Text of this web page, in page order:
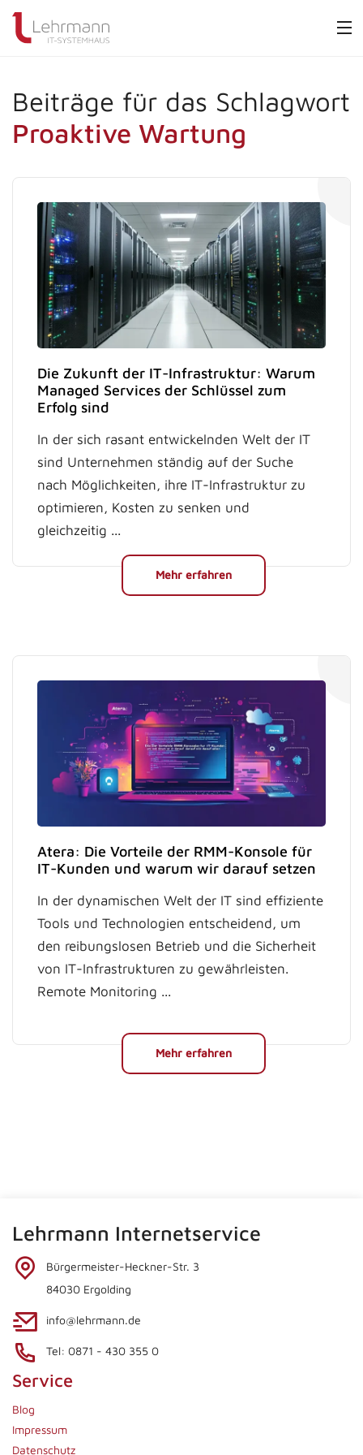
Beiträge für das Schlagwort
Proaktive Wartung
Die Zukunft der IT-Infrastruktur: Warum
Managed Services der Schlüssel zum
Erfolg sind
In der sich rasant entwickelnden Welt der IT
sind Unternehmen ständig auf der Suche
nach Möglichkeiten, ihre IT-Infrastruktur zu
optimieren, Kosten zu senken und
gleichzeitig ...
Mehr erfahren
Atera: Die Vorteile der RMM-Konsole für
IT-Kunden und warum wir darauf setzen
In der dynamischen Welt der IT sind effiziente
Tools und Technologien entscheidend, um
den reibungslosen Betrieb und die Sicherheit
von IT-Infrastrukturen zu gewährleisten.
Remote Monitoring ...
Mehr erfahren
Lehrmann Internetservice
Bürgermeister-Heckner-Str. 3
84030 Ergolding
info@lehrmann.de
Tel: 0871 - 430 355 0
Service
Blog
Impressum
Datenschutz